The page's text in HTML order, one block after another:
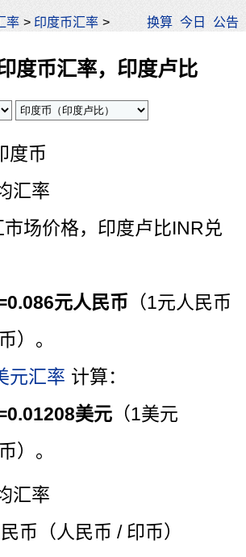
率 > 印度币汇率 > 换算 今日 公告
度币汇率，印度卢比
度币
汇率
市场价格，印度卢比INR兑
0.086元人民币 （1元人民币
）。
元汇率 计算：
美元 （1美元
）。
汇率
币（人民币 / 印币）